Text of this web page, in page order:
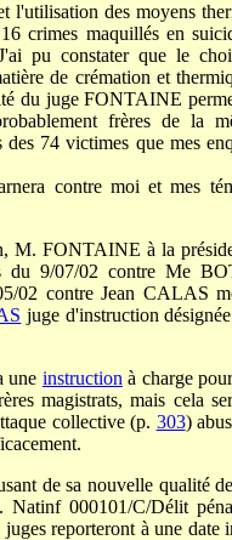
l'utilisation des moyens
crimes maquillés en
pu constater que le
de crémation et
du juge FONTAINE
frères de la
74 victimes que mes
contre moi et mes
M. FONTAINE à la
du 9/07/02 contre Me
02 contre Jean CALAS
juge d'instruction
une instruction à charge
magistrats, mais cela
collective (p. 303)
de sa nouvelle qualité
Natinf 000101/C/Délit
reporteront à une date